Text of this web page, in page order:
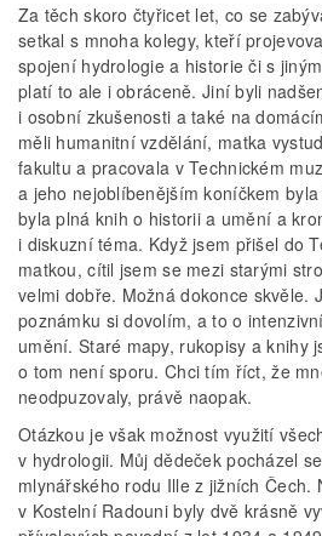
Za těch skoro čtyřicet let, co se
setkal s mnoha kolegy, kteří
spojení hydrologie a historie či s
platí to ale i obráceně. Jiní byli
i osobní zkušenosti a také na
měli humanitní vzdělání, matka
fakultu a pracovala v Technickém
a jeho nejoblíbenějším koníčkem
byla plná knih o historii a umění a
i diskuzní téma. Když jsem přišel do
matkou, cítil jsem se mezi starými
velmi dobře. Možná dokonce skvěle.
poznámku si dovolím, a to o
umění. Staré mapy, rukopisy a knihy
o tom není sporu. Chci tím říct, že
neodpuzovaly, právě naopak.
Otázkou je však možnost využití
v hydrologii. Můj dědeček pocházel
mlynářského rodu Ille z jižních Čech.
v Kostelní Radouni byly dvě krásně